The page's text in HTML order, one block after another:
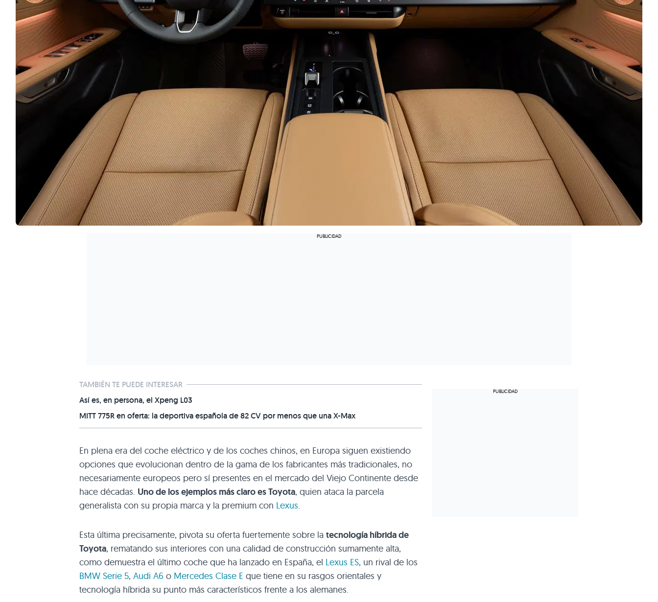
TAMBIÉN TE PUEDE INTERESAR
Así es, en persona, el Xpeng L03
MITT 775R en oferta: la deportiva española de 82 CV por menos que una X-Max
En plena era del coche eléctrico y de los coches chinos, en Europa siguen existiendo
opciones que evolucionan dentro de la gama de los fabricantes más tradicionales, no
necesariamente europeos pero sí presentes en el mercado del Viejo Continente desde
hace décadas. Uno de los ejemplos más claro es Toyota, quien ataca la parcela
generalista con su propia marca y la premium con Lexus.
Esta última precisamente, pivota su oferta fuertemente sobre la tecnología híbrida de
Toyota, rematando sus interiores con una calidad de construcción sumamente alta,
como demuestra el último coche que ha lanzado en España, el Lexus ES, un rival de los
BMW Serie 5, Audi A6 o Mercedes Clase E que tiene en su rasgos orientales y
tecnología híbrida su punto más característicos frente a los alemanes.